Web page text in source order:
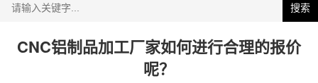
搜索
CNC铝制品加工厂家如何进行合理的报价
呢？